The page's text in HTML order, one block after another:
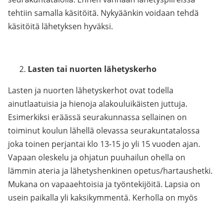
tehtiin samalla käsitöitä. Nykyäänkin voidaan tehdä
käsitöitä lähetyksen hyväksi.
Lasten tai nuorten lähetyskerho
Lasten ja nuorten lähetyskerhot ovat todella
ainutlaatuisia ja hienoja alakouluikäisten juttuja.
Esimerkiksi eräässä seurakunnassa sellainen on
toiminut koulun lähellä olevassa seurakuntatalossa
joka toinen perjantai klo 13-15 jo yli 15 vuoden ajan.
Vapaan oleskelu ja ohjatun puuhailun ohella on
lämmin ateria ja lähetyshenkinen opetus/hartaushetki.
Mukana on vapaaehtoisia ja työntekijöitä. Lapsia on
usein paikalla yli kaksikymmentä. Kerholla on myös